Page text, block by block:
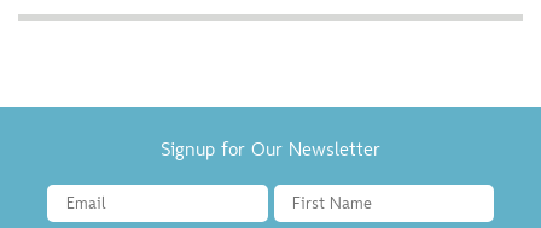
Signup for Our Newsletter